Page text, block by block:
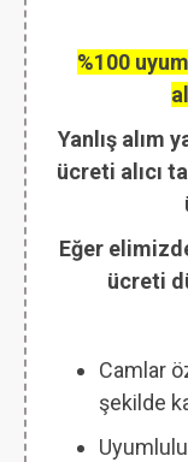
%100
Yanlış alım
ücreti alıcı
Eğer
ücreti
Camlar
şekilde